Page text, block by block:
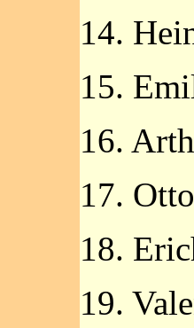
14.
15.
16.
17.
18.
19.